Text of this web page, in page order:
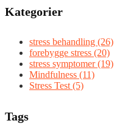
Kategorier
stress behandling (26)
forebygge stress (20)
stress symptomer (19)
Mindfulness (11)
Stress Test (5)
Tags